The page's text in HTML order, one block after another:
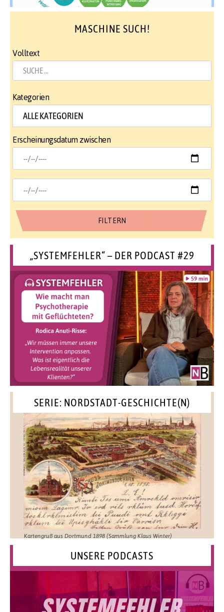
MASCHINE SUCH!
Volltext
Kategorien
Erscheinungsdatum zwischen
„SYSTEMFEHLER“ – DER PODCAST #29
SERIE: NORDSTADT-GESCHICHTE(N)
Kartengruß aus Dortmund 1898 (Sammlung Klaus Winter)
UNSERE PODCASTS